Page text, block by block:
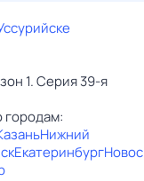
1. Серия 39-я
городам:
Нижний
Екатеринбург